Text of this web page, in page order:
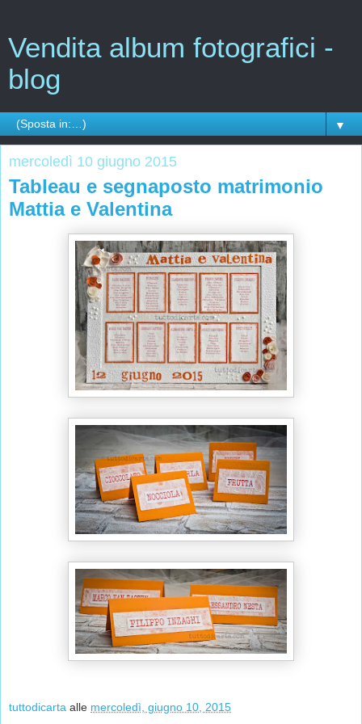
Vendita album fotografici -
blog
▼
mercoledì 10 giugno 2015
Tableau e segnaposto matrimonio
Mattia e Valentina
tuttodicarta alle mercoledì, giugno 10, 2015